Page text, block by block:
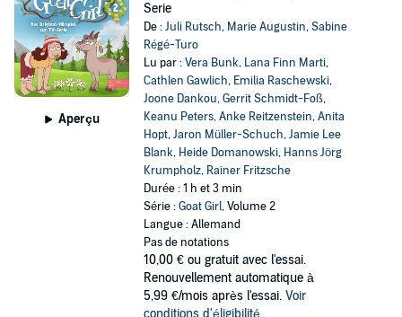
Aperçu
Serie
De :Juli Rutsch, Marie Augustin,Sabine
Régé-Turo
Lu par :Vera Bunk, Lana Finn Marti,
Cathlen Gawlich, Emilia Raschewski,
Joone Dankou,Gerrit Schmidt-Foß,
Keanu Peters,Anke Reitzenstein,Anita
Hopt,Jaron Müller-Schuch,Jamie Lee
Blank, Heide Domanowski, Hanns Jörg
Krumpholz, Rainer Fritzsche
Durée : 1 h et 3 min
Série :Goat Girl, Volume 2
Langue : Allemand
Pas de notations
10,00 € ou gratuit avec l'essai.
Renouvellement automatique à
5,99 €/mois après l'essai. Voir
conditions d'éligibilité